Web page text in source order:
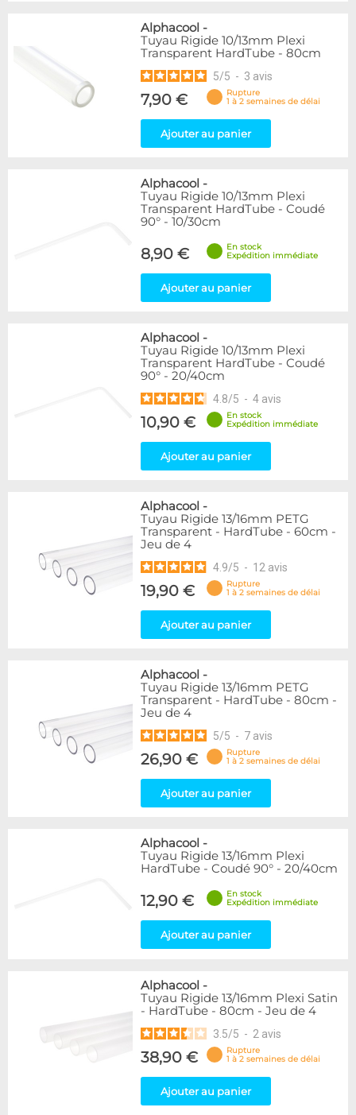
Alphacool -
Tuyau Rigide 10/13mm Plexi
Transparent HardTube - 80cm
5/5 - 3 avis
7,90 €
Rupture
1 à 2 semaines de délai
Ajouter au panier
Alphacool -
Tuyau Rigide 10/13mm Plexi
Transparent HardTube - Coudé
90° - 10/30cm
8,90 €
En stock
Expédition immédiate
Ajouter au panier
Alphacool -
Tuyau Rigide 10/13mm Plexi
Transparent HardTube - Coudé
90° - 20/40cm
4.8/5 - 4 avis
10,90 €
En stock
Expédition immédiate
Ajouter au panier
Alphacool -
Tuyau Rigide 13/16mm PETG
Transparent - HardTube - 60cm -
Jeu de 4
4.9/5 - 12 avis
19,90 €
Rupture
1 à 2 semaines de délai
Ajouter au panier
Alphacool -
Tuyau Rigide 13/16mm PETG
Transparent - HardTube - 80cm -
Jeu de 4
5/5 - 7 avis
26,90 €
Rupture
1 à 2 semaines de délai
Ajouter au panier
Alphacool -
Tuyau Rigide 13/16mm Plexi
HardTube - Coudé 90° - 20/40cm
12,90 €
En stock
Expédition immédiate
Ajouter au panier
Alphacool -
Tuyau Rigide 13/16mm Plexi Satin
- HardTube - 80cm - Jeu de 4
3.5/5 - 2 avis
38,90 €
Rupture
1 à 2 semaines de délai
Ajouter au panier